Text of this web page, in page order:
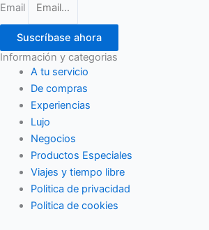
Email
Suscríbase ahora
Información y categorias
A tu servicio
De compras
Experiencias
Lujo
Negocios
Productos Especiales
Viajes y tiempo libre
Politica de privacidad
Politica de cookies